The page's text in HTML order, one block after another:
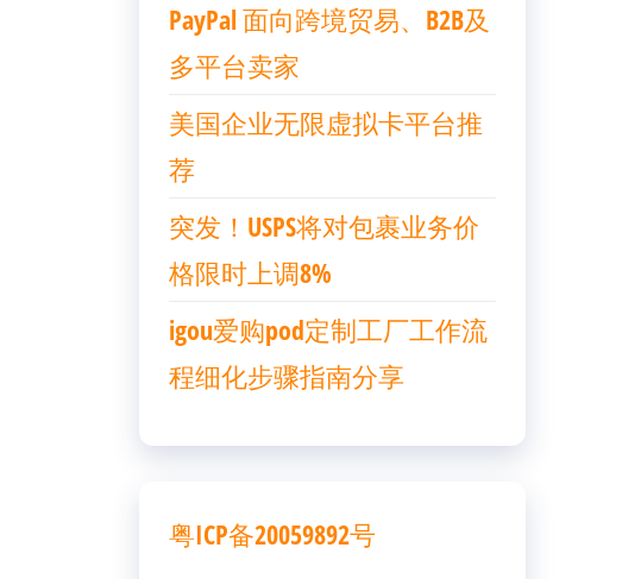
PayPal 面向跨境贸易、B2B及
多平台卖家
美国企业无限虚拟卡平台推
荐
突发！USPS将对包裹业务价
格限时上调8%
igou爱购pod定制工厂工作流
程细化步骤指南分享
粤ICP备20059892号